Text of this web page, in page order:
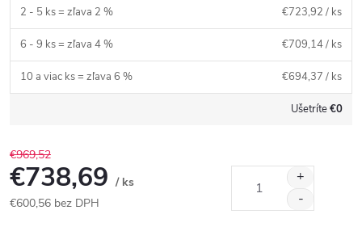
2 - 5 ks = zľava 2 % €723,92 / ks
6 - 9 ks = zľava 4 % €709,14/ ks
10 a viac ks = zľava 6 % €694,37 / ks
Ušetríte€0
€969,52
€738,69 / ks
€600,56 bez DPH